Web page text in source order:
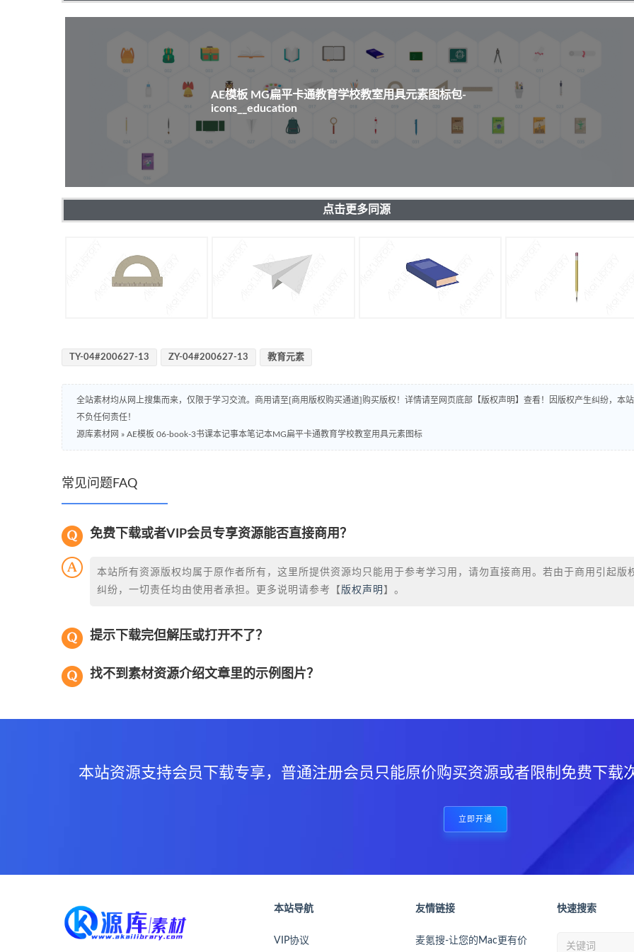
AE模板 MG扁平卡通教育学校教室用具元素图标包-
icons__education
点击更多同源
TY-04#200627-13 ZY-04#200627-13 教育元素
全站素材均从网上搜集而来，仅限于学习交流。商用请至[商用版权购买通道]购买版权！详情请至网页底部【版权声明】查看！因版权产生纠纷，本站
不负任何责任！
源库素材网 » AE模板 06-book-3书课本记事本笔记本MG扁平卡通教育学校教室用具元素图标
常见问题FAQ
免费下载或者VIP会员专享资源能否直接商用？
本站所有资源版权均属于原作者所有，这里所提供资源均只能用于参考学习用，请勿直接商用。若由于商用引起版
纠纷，一切责任均由使用者承担。更多说明请参考【 版权声明 】。
提示下载完但解压或打开不了？
找不到素材资源介绍文章里的示例图片？
本站资源支持会员下载专享，普通注册会员只能原价购买资源或者限制免费下载
立即开通
本站导航
VIP协议
友情链接
麦氪搜-让您的Mac更有价
快速搜索